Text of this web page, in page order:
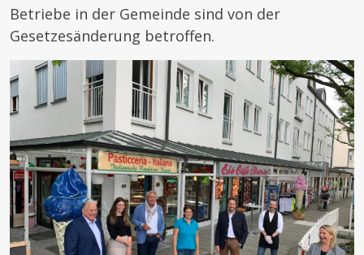
Betriebe in der Gemeinde sind von der
Gesetzesänderung betroffen.